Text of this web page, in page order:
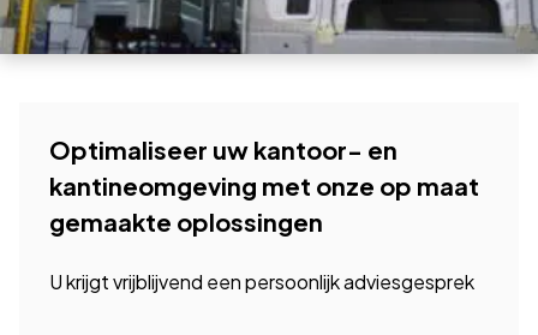
Optimaliseer uw kantoor- en
kantineomgeving met onze op maat
gemaakte oplossingen
U krijgt vrijblijvend een persoonlijk adviesgesprek